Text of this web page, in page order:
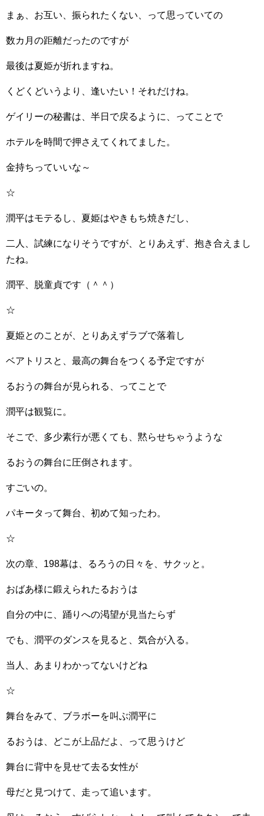
まぁ、お互い、振られたくない、って思っていての
数カ月の距離だったのですが
最後は夏姫が折れますね。
くどくどいうより、逢いたい！それだけね。
ゲイリーの秘書は、半日で戻るように、ってことで
ホテルを時間で押さえてくれてました。
金持ちっていいな～
☆
潤平はモテるし、夏姫はやきもち焼きだし、
二人、試練になりそうですが、とりあえず、抱き合えまし
たね。
潤平、脱童貞です（＾＾）
☆
夏姫とのことが、とりあえずラブで落着し
ベアトリスと、最高の舞台をつくる予定ですが
るおうの舞台が見られる、ってことで
潤平は観覧に。
そこで、多少素行が悪くても、黙らせちゃうような
るおうの舞台に圧倒されます。
すごいの。
パキータって舞台、初めて知ったわ。
☆
次の章、198幕は、るろうの日々を、サクッと。
おばあ様に鍛えられたるおうは
自分の中に、踊りへの渇望が見当たらず
でも、潤平のダンスを見ると、気合が入る。
当人、あまりわかってないけどね
☆
舞台をみて、ブラボーを叫ぶ潤平に
るおうは、どこが上品だよ、って思うけど
舞台に背中を見せて去る女性が
母だと見つけて、走って追います。